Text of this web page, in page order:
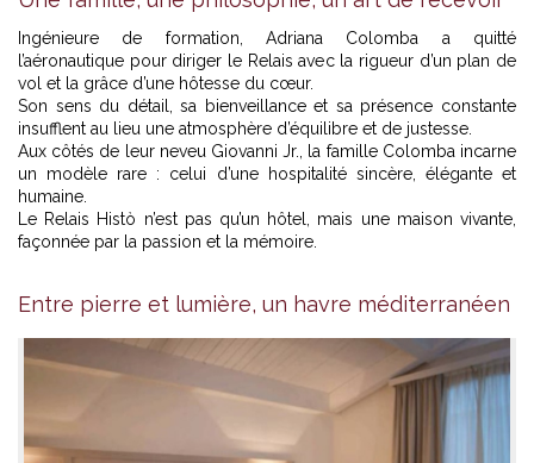
Ingénieure de formation, Adriana Colomba a quitté
l’aéronautique pour diriger le Relais avec la rigueur d’un plan de
vol et la grâce d’une hôtesse du cœur.
Son sens du détail, sa bienveillance et sa présence constante
insufflent au lieu une atmosphère d’équilibre et de justesse.
Aux côtés de leur neveu Giovanni Jr., la famille Colomba incarne
un modèle rare : celui d’une hospitalité sincère, élégante et
humaine.
Le Relais Histò n’est pas qu’un hôtel, mais une maison vivante,
façonnée par la passion et la mémoire.
Entre pierre et lumière, un havre méditerranéen